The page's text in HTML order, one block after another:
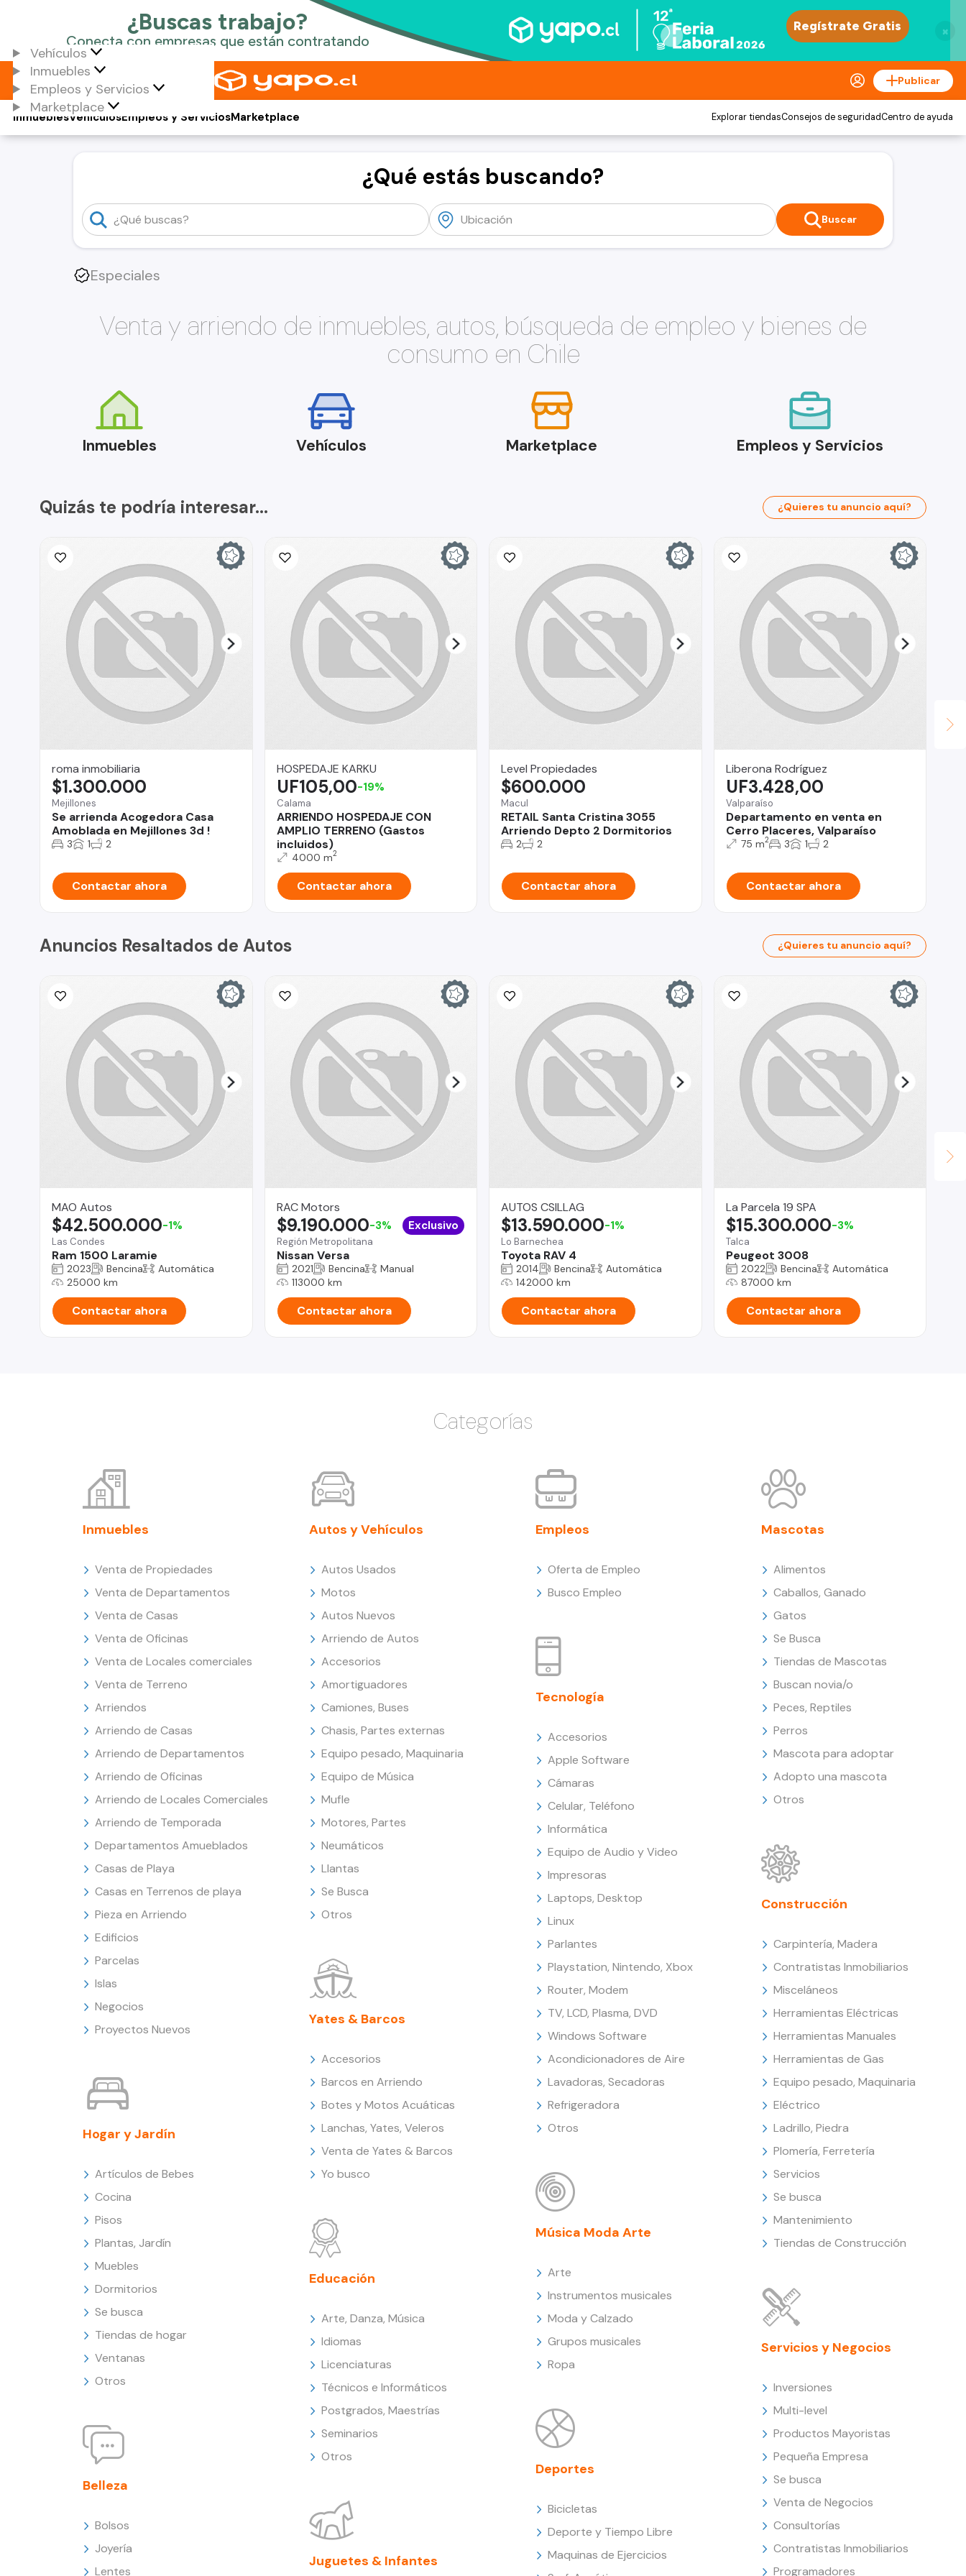
×
Vehículos
Inmuebles
Empleos y Servicios
Marketplace
Publicar
Vehículos
Inmuebles Empleos y ServiciosMarketplace Explorar tiendasConsejos de seguridadCentro de ayuda
¿Qué estás buscando?
Buscar
Especiales
Venta y arriendo de inmuebles, autos, búsqueda de empleo y bienes de
consumo en Chile
Inmuebles Vehículos Marketplace Empleos y Servicios
Quizás te podría interesar... ¿Quieres tu anuncio aquí?
roma inmobiliaria
Mejillones
Se arrienda Acogedora Casa
Amoblada en Mejillones 3d !
$1.300.000
3 1 2
Contactar ahora
HOSPEDAJE KARKU
Calama
ARRIENDO HOSPEDAJE CON
AMPLIO TERRENO (Gastos
incluidos)
UF105,00-19%
4000 m2
Contactar ahora
Level Propiedades
Macul
RETAIL Santa Cristina 3055
Arriendo Depto 2 Dormitorios
$600.000
2 2
Contactar ahora
Liberona Rodríguez
Valparaíso
Departamento en venta en
Cerro Placeres, Valparaíso
UF3.428,00
75 m2 3 1 2
Contactar ahora
Anuncios Resaltados de Autos ¿Quieres tu anuncio aquí?
MAO Autos
Las Condes
Ram 1500 Laramie
$42.500.000-1%
2023 Bencina
Automática
25000 km
Contactar ahora
RAC Motors
Región Metropolitana
Nissan Versa
$9.190.000-3% Exclusivo
2021 Bencina
Manual
113000 km
Contactar ahora
AUTOS CSILLAG
Lo Barnechea
Toyota RAV 4
$13.590.000-1%
2014 Bencina
Automática
142000 km
Contactar ahora
La Parcela 19 SPA
Talca
Peugeot 3008
$15.300.000-3%
2022 Bencina
Automática
87000 km
Contactar ahora
Categorías
Inmuebles
Venta de Propiedades
Venta de Departamentos
Venta de Casas
Venta de Oficinas
Venta de Locales comerciales
Venta de Terreno
Arriendos
Arriendo de Casas
Arriendo de Departamentos
Arriendo de Oficinas
Arriendo de Locales Comerciales
Arriendo de Temporada
Departamentos Amueblados
Casas de Playa
Casas en Terrenos de playa
Pieza en Arriendo
Edificios
Parcelas
Islas
Negocios
Proyectos Nuevos
Hogar y Jardín
Artículos de Bebes
Cocina
Pisos
Plantas, Jardín
Muebles
Dormitorios
Se busca
Tiendas de hogar
Ventanas
Otros
Belleza
Bolsos
Joyería
Lentes
Autos y Vehículos
Autos Usados
Motos
Autos Nuevos
Arriendo de Autos
Accesorios
Amortiguadores
Camiones, Buses
Chasis, Partes externas
Equipo pesado, Maquinaria
Equipo de Música
Mufle
Motores, Partes
Neumáticos
Llantas
Se Busca
Otros
Yates & Barcos
Accesorios
Barcos en Arriendo
Botes y Motos Acuáticas
Lanchas, Yates, Veleros
Venta de Yates & Barcos
Yo busco
Educación
Arte, Danza, Música
Idiomas
Licenciaturas
Técnicos e Informáticos
Postgrados, Maestrías
Seminarios
Otros
Juguetes & Infantes
Empleos
Oferta de Empleo
Busco Empleo
Tecnología
Accesorios
Apple Software
Cámaras
Celular, Teléfono
Informática
Equipo de Audio y Video
Impresoras
Laptops, Desktop
Linux
Parlantes
Playstation, Nintendo, Xbox
Router, Modem
TV, LCD, Plasma, DVD
Windows Software
Acondicionadores de Aire
Lavadoras, Secadoras
Refrigeradora
Otros
Música Moda Arte
Arte
Instrumentos musicales
Moda y Calzado
Grupos musicales
Ropa
Deportes
Bicicletas
Deporte y Tiempo Libre
Maquinas de Ejercicios
Mascotas
Alimentos
Caballos, Ganado
Gatos
Se Busca
Tiendas de Mascotas
Buscan novia/o
Peces, Reptiles
Perros
Mascota para adoptar
Adopto una mascota
Otros
Construcción
Carpintería, Madera
Contratistas Inmobiliarios
Misceláneos
Herramientas Eléctricas
Herramientas Manuales
Herramientas de Gas
Equipo pesado, Maquinaria
Eléctrico
Ladrillo, Piedra
Plomería, Ferretería
Servicios
Se busca
Mantenimiento
Tiendas de Construcción
Servicios y Negocios
Inversiones
Multi-level
Productos Mayoristas
Pequeña Empresa
Se busca
Venta de Negocios
Consultorías
Contratistas Inmobiliarios
Programadores